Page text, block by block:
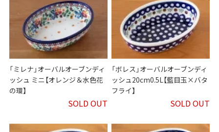
「ミレナ」オーバルオーブンディ
ッシュ ミニ【オレンジ＆水色花
の環】
SOLD OUT
「ボレス」オーバルオーブンディ
ッシュ20cm0.5L【藍目玉×バタ
フライ】
SOLD OUT